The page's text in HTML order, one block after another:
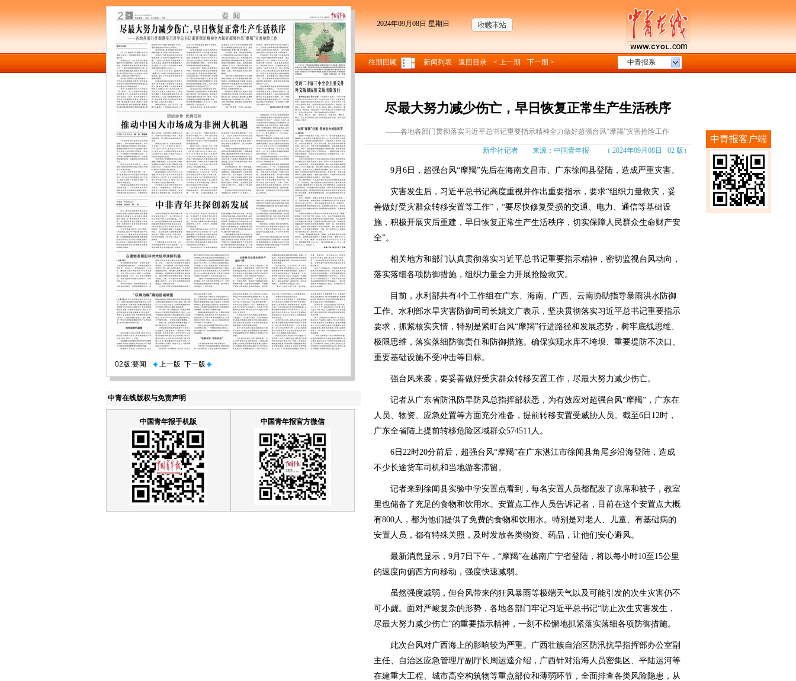
中青报客户端
02版:要闻 上一版 下一版
中青在线版权与免责声明
中国青年报手机版 中国青年报官方微信
2024年09月08日 星期日
往期回顾 新闻列表 返回目录 < 上一期 下一期 > 中青报系
尽最大努力减少伤亡，早日恢复正常生产生活秩序
——各地各部门贯彻落实习近平总书记重要指示精神全力做好超强台风“摩羯”灾害抢险工作
新华社记者 来源：中国青年报 （ 2024年09月08日 02 版）
9月6日，超强台风“摩羯”先后在海南文昌市、广东徐闻县登陆，造成严重灾害。
灾害发生后，习近平总书记高度重视并作出重要指示，要求“组织力量救灾，妥
善做好受灾群众转移安置等工作”，“要尽快修复受损的交通、电力、通信等基础设
施，积极开展灾后重建，早日恢复正常生产生活秩序，切实保障人民群众生命财产安
全”。
相关地方和部门认真贯彻落实习近平总书记重要指示精神，密切监视台风动向，
落实落细各项防御措施，组织力量全力开展抢险救灾。
目前，水利部共有4个工作组在广东、海南、广西、云南协助指导暴雨洪水防御
工作。水利部水旱灾害防御司司长姚文广表示，坚决贯彻落实习近平总书记重要指示
要求，抓紧核实灾情，特别是紧盯台风“摩羯”行进路径和发展态势，树牢底线思维、
极限思维，落实落细防御责任和防御措施。确保实现水库不垮坝、重要堤防不决口、
重要基础设施不受冲击等目标。
强台风来袭，要妥善做好受灾群众转移安置工作，尽最大努力减少伤亡。
记者从广东省防汛防旱防风总指挥部获悉，为有效应对超强台风“摩羯”，广东在
人员、物资、应急处置等方面充分准备，提前转移安置受威胁人员。截至6日12时，
广东全省陆上提前转移危险区域群众574511人。
6日22时20分前后，超强台风“摩羯”在广东湛江市徐闻县角尾乡沿海登陆，造成
不少长途货车司机和当地游客滞留。
记者来到徐闻县实验中学安置点看到，每名安置人员都配发了凉席和被子，教室
里也储备了充足的食物和饮用水。安置点工作人员告诉记者，目前在这个安置点大概
有800人，都为他们提供了免费的食物和饮用水。特别是对老人、儿童、有基础病的
安置人员，都有特殊关照，及时发放各类物资、药品，让他们安心避风。
最新消息显示，9月7日下午，“摩羯”在越南广宁省登陆，将以每小时10至15公里
的速度向偏西方向移动，强度快速减弱。
虽然强度减弱，但台风带来的狂风暴雨等极端天气以及可能引发的次生灾害仍不
可小觑。面对严峻复杂的形势，各地各部门牢记习近平总书记“防止次生灾害发生，
尽最大努力减少伤亡”的重要指示精神，一刻不松懈地抓紧落实落细各项防御措施。
此次台风对广西海上的影响较为严重。广西壮族自治区防汛抗旱指挥部办公室副
主任、自治区应急管理厅副厅长周运逵介绍，广西针对沿海人员密集区、平陆运河等
在建重大工程、城市高空构筑物等重点部位和薄弱环节，全面排查各类风险隐患，从